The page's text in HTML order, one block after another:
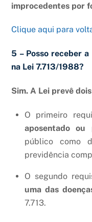
improcedentes por
Clique aqui para
5 – Posso receber
na Lei 7.713/1988?
Sim. A Lei prevê
O primeiro
aposentado ou
público como
previdência
O segundo
uma das
7.713.